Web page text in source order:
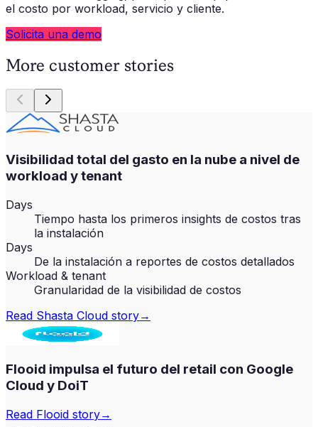
el costo por workload, servicio y cliente.
Solicita una demo
More customer stories
Visibilidad total del gasto en la nube a nivel de
workload y tenant
Days
Tiempo hasta los primeros insights de costos tras
la instalación
Days
De la instalación a reportes de costos detallados
Workload & tenant
Granularidad de la visibilidad de costos
Read Shasta Cloud story→
Flooid impulsa el futuro del retail con Google
Cloud y DoiT
Read Flooid story→